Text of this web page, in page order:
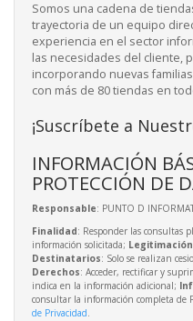
Somos una cadena de
trayectoria de un equipo
experiencia en el sector
las necesidades del cliente,
incorporando nuevas
con más de 80 tiendas en
¡Suscríbete a
INFORMACIÓN
PROTECCIÓN DE
Responsable: PUNTO D
Finalidad: Responder las consultas
información solicitada; Legitimación
Destinatarios: Solo se realizan
Derechos: Acceder, rectificar y
indica en la información adicional;
consultar la información completa de
de Privacidad.